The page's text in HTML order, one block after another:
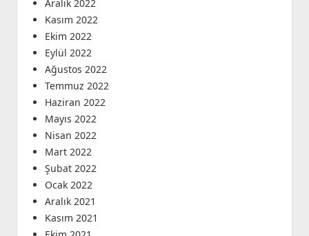
Aralık 2022
Kasım 2022
Ekim 2022
Eylül 2022
Ağustos 2022
Temmuz 2022
Haziran 2022
Mayıs 2022
Nisan 2022
Mart 2022
Şubat 2022
Ocak 2022
Aralık 2021
Kasım 2021